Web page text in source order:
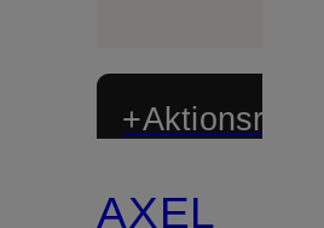
+Aktionsrabatt
AXEL